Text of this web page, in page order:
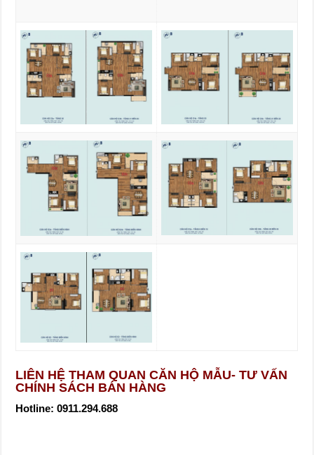
LIÊN HỆ THAM QUAN CĂN HỘ MẪU- TƯ VẤN
CHÍNH SÁCH BÁN HÀNG
Hotline: 0911.294.688